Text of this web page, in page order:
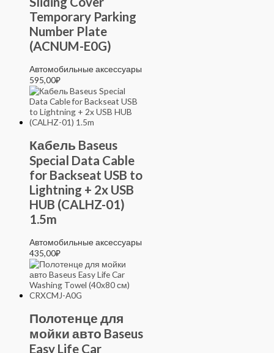
Temporary Parking
Number Plate
(ACNUM-E0G)
Автомобильные аксессуары
595,00₽
Кабель Baseus
Special Data Cable
for Backseat USB to
Lightning + 2x USB
HUB (CALHZ-01)
1.5m
Автомобильные аксессуары
435,00₽
Полотенце для
мойки авто Baseus
Easy Life Car